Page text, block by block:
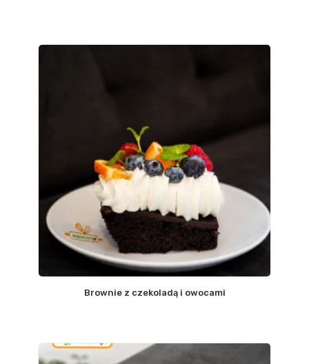
Brownie z czekoladą i owocami